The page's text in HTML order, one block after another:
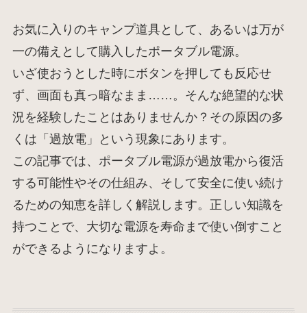
お気に入りのキャンプ道具として、あるいは万が
一の備えとして購入したポータブル電源。
いざ使おうとした時にボタンを押しても反応せ
ず、画面も真っ暗なまま……。そんな絶望的な状
況を経験したことはありませんか？その原因の多
くは「過放電」という現象にあります。
この記事では、ポータブル電源が過放電から復活
する可能性やその仕組み、そして安全に使い続け
るための知恵を詳しく解説します。正しい知識を
持つことで、大切な電源を寿命まで使い倒すこと
ができるようになりますよ。